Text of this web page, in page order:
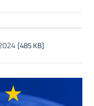
[485 KB]